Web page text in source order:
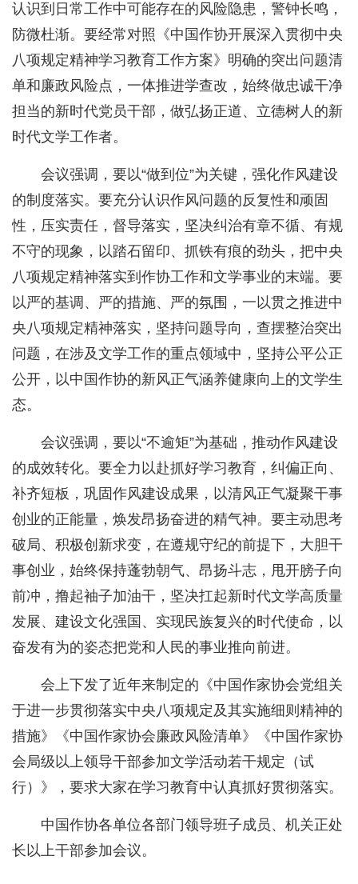
认识到日常工作中可能存在的风险隐患，警钟长鸣，
防微杜渐。要经常对照《中国作协开展深入贯彻中央
八项规定精神学习教育工作方案》明确的突出问题清
单和廉政风险点，一体推进学查改，始终做忠诚干净
担当的新时代党员干部，做弘扬正道、立德树人的新
时代文学工作者。
会议强调，要以“做到位”为关键，强化作风建设
的制度落实。要充分认识作风问题的反复性和顽固
性，压实责任，督导落实，坚决纠治有章不循、有规
不守的现象，以踏石留印、抓铁有痕的劲头，把中央
八项规定精神落实到作协工作和文学事业的末端。要
以严的基调、严的措施、严的氛围，一以贯之推进中
央八项规定精神落实，坚持问题导向，查摆整治突出
问题，在涉及文学工作的重点领域中，坚持公平公正
公开，以中国作协的新风正气涵养健康向上的文学生
态。
会议强调，要以“不逾矩”为基础，推动作风建设
的成效转化。要全力以赴抓好学习教育，纠偏正向、
补齐短板，巩固作风建设成果，以清风正气凝聚干事
创业的正能量，焕发昂扬奋进的精气神。要主动思考
破局、积极创新求变，在遵规守纪的前提下，大胆干
事创业，始终保持蓬勃朝气、昂扬斗志，甩开膀子向
前冲，撸起袖子加油干，坚决扛起新时代文学高质量
发展、建设文化强国、实现民族复兴的时代使命，以
奋发有为的姿态把党和人民的事业推向前进。
会上下发了近年来制定的《中国作家协会党组关
于进一步贯彻落实中央八项规定及其实施细则精神的
措施》《中国作家协会廉政风险清单》《中国作家协
会局级以上领导干部参加文学活动若干规定（试
行）》，要求大家在学习教育中认真抓好贯彻落实。
中国作协各单位各部门领导班子成员、机关正处
长以上干部参加会议。